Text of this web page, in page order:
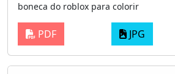
boneca do roblox para colorir
PDF JPG